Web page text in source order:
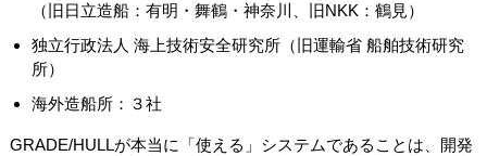
（旧日立造船：有明・舞鶴・神奈川、旧NKK：鶴見）
独立行政法人 海上技術安全研究所（旧運輸省 船舶技術研究
所）
海外造船所：３社
GRADE/HULLが本当に「使える」システムであることは、開発